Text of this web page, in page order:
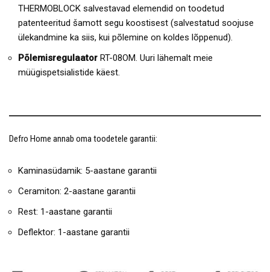
THERMOBLOCK salvestavad elemendid on toodetud
patenteeritud šamott segu koostisest (salvestatud soojuse
ülekandmine ka siis, kui põlemine on koldes lõppenud).
Põlemisregulaator RT-08OM. Uuri lähemalt meie
müügispetsialistide käest.
Defro Home annab oma toodetele garantii:
Kaminasüdamik: 5-aastane garantii
Ceramiton: 2-aastane garantii
Rest: 1-aastane garantii
Deflektor: 1-aastane garantii